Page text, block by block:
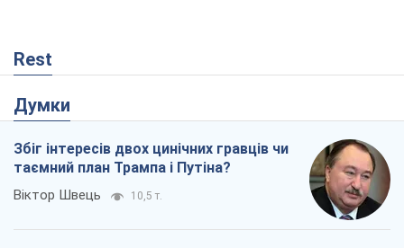
Rest
Думки
Збіг інтересів двох цинічних гравців чи
таємний план Трампа і Путіна?
Віктор Швець 10,5 т.